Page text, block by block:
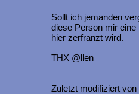
Sollt ich jemanden
diese Person mir
hier zerfranzt wird.
THX @llen
Zuletzt modifiziert